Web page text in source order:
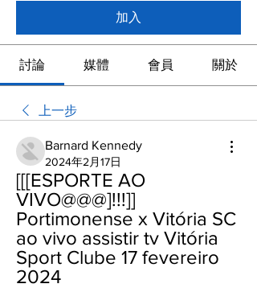
加入
討論 媒體 會員 關於
上一步
Barnard Kennedy
2024年2月17日
[[[ESPORTE AO
VIVO@@@]!!!]]
Portimonense x Vitória SC
ao vivo assistir tv Vitória
Sport Clube 17 fevereiro
2024